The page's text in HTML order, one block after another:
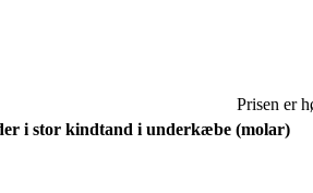
Prisen er
i stor kindtand i underkæbe (molar)